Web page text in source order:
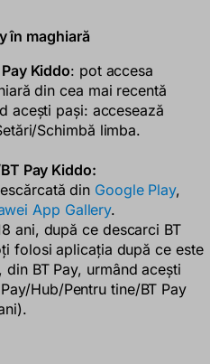
în maghiară
Kiddo: pot accesa
din cea mai recentă
acești pași: accesează
Schimbă limba.
Pay Kiddo:
din Google Play,
App Gallery.
ani, după ce descarci BT
folosi aplicația după ce este
BT Pay, urmând acești
Hub/Pentru tine/BT Pay